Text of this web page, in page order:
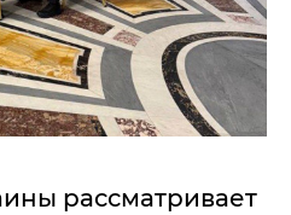
рассматривает